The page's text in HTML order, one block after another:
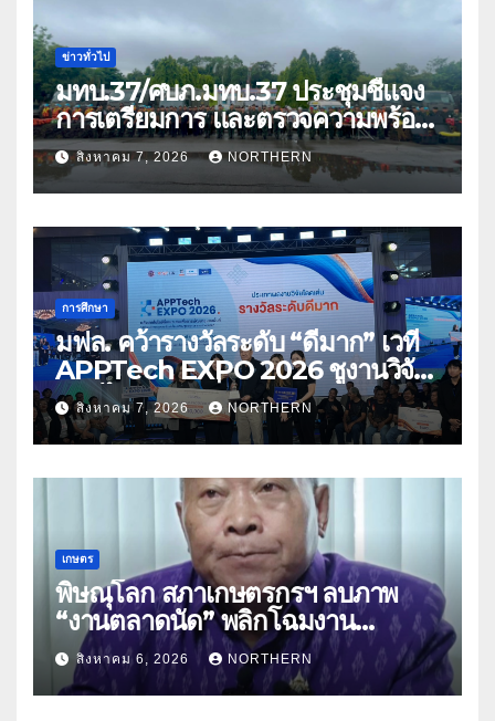
ข่าวทั่วไป
มทบ.37/ศบภ.มทบ.37 ประชุมชี้แจง
การเตรียมการ และตรวจความพร้อม
ด้านการบรรเทาสาธารณภัย
สิงหาคม 7, 2026 NORTHERN
การศึกษา
มฟล. คว้ารางวัลระดับ “ดีมาก” เวที
APPTech EXPO 2026 ชูงานวิจัย
สมุนไพร ขับเคลื่อนนวัตกรรมสู่เชิง
พาณิชย์
สิงหาคม 7, 2026 NORTHERN
เกษตร
พิษณุโลก สภาเกษตรกรฯ ลบภาพ
“งานตลาดนัด” พลิกโฉมงาน
“เกษตรรุ่งเรืองเมืองสองแคว 69” มุ่ง
ประโยชน์เกษตรกร ดึงนวัตกรรม-จับ
คู่ธุรกิจดันสินค้าเกษตรสู่สากล (คลิป)
สิงหาคม 6, 2026 NORTHERN